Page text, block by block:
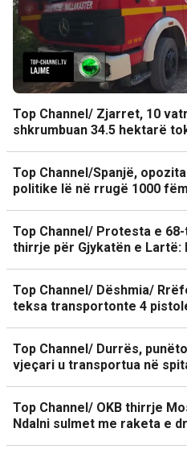
Top Channel/ Zjarret, 10
shkrumbuan 34.5 hektarë
Top Channel/Spanjë,
politike lë në rrugë 1000
Top Channel/ Protesta e
thirrje për Gjykatën e Lartë:
Top Channel/ Dëshmia/
teksa transportonte 4
Top Channel/ Durrës,
vjeçari u transportua në
Top Channel/ OKB thirrje
Ndalni sulmet me raketa e